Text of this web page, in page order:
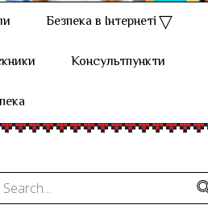
Безпека в Інтернеті
Консультпункти